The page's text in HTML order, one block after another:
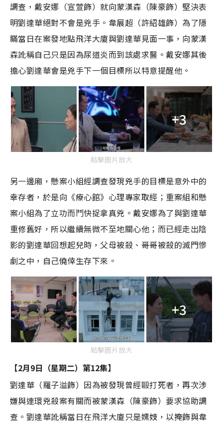
調查，戴安娜（宣萱飾）就向蒙漢森（陳豪飾）堅決表
明劉達華絕對不會是兇手。韋展超（許紹雄飾）為了隱
瞞當日在案發地點飛洋大廈與劉達華見面一事，向蒙漢
森訛稱自己只是因為尿道炎而到該處求醫。戴安娜其後
擔心劉達華會是兇手下一個目標所以特意提醒他。
+3
點擊圖片放大
另一邊廂，懸案小組經調查發現兇手的目標是意外中的
幸存者，於是向《療心館》心理專家取經；重案組和懸
案小組為了立功而鬥快捉拿真兇。戴安娜為了與劉達華
重修舊好，所以繼續無微不至地關心他；而已經走出陰
影的劉達華回想起兒時，父母被殺、哥哥被殺的滅門慘
劇之中，自己僥倖生存下來。
+3
點擊圖片放大
【2月9日（星期二）第12集】
劉達華（羅子溢飾）因為被發現曾經毆打死者，再次涉
嫌與連環兇殺案有關而被蒙漢森（陳豪飾）要求協助調
查。劉達華訛稱當日在飛洋大廈只是嫖妓，以掩飾與韋